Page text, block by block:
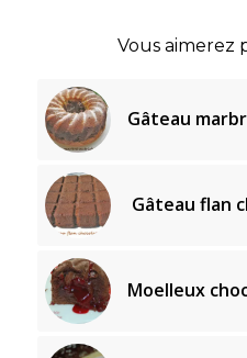
Vous aimerez
Gâteau
Gâteau flan
Moelleux